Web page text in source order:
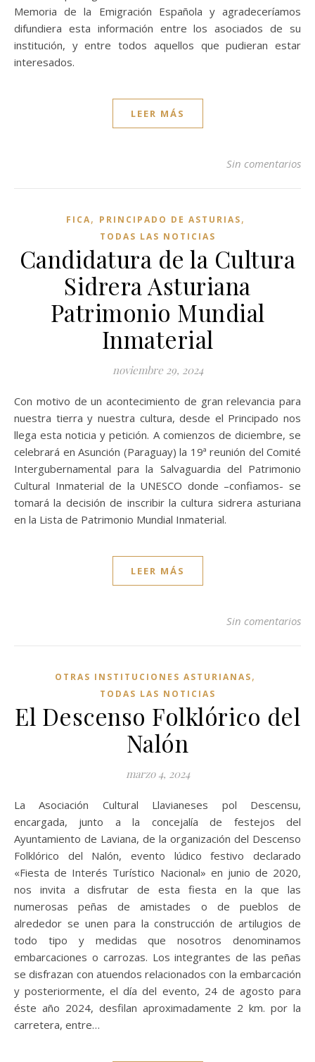
Memoria de la Emigración Española y agradeceríamos
difundiera esta información entre los asociados de su
institución, y entre todos aquellos que pudieran estar
interesados.
LEER MÁS
Sin comentarios
FICA, PRINCIPADO DE ASTURIAS,
TODAS LAS NOTICIAS
Candidatura de la Cultura
Sidrera Asturiana
Patrimonio Mundial
Inmaterial
noviembre 29, 2024
Con motivo de un acontecimiento de gran relevancia para
nuestra tierra y nuestra cultura, desde el Principado nos
llega esta noticia y petición. A comienzos de diciembre, se
celebrará en Asunción (Paraguay) la 19ª reunión del Comité
Intergubernamental para la Salvaguardia del Patrimonio
Cultural Inmaterial de la UNESCO donde –confiamos- se
tomará la decisión de inscribir la cultura sidrera asturiana
en la Lista de Patrimonio Mundial Inmaterial.
LEER MÁS
Sin comentarios
OTRAS INSTITUCIONES ASTURIANAS,
TODAS LAS NOTICIAS
El Descenso Folklórico del
Nalón
marzo 4, 2024
La Asociación Cultural Llavianeses pol Descensu,
encargada, junto a la concejalía de festejos del
Ayuntamiento de Laviana, de la organización del Descenso
Folklórico del Nalón, evento lúdico festivo declarado
«Fiesta de Interés Turístico Nacional» en junio de 2020,
nos invita a disfrutar de esta fiesta en la que las
numerosas peñas de amistades o de pueblos de
alrededor se unen para la construcción de artilugios de
todo tipo y medidas que nosotros denominamos
embarcaciones o carrozas. Los integrantes de las peñas
se disfrazan con atuendos relacionados con la embarcación
y posteriormente, el día del evento, 24 de agosto para
éste año 2024, desfilan aproximadamente 2 km. por la
carretera, entre…